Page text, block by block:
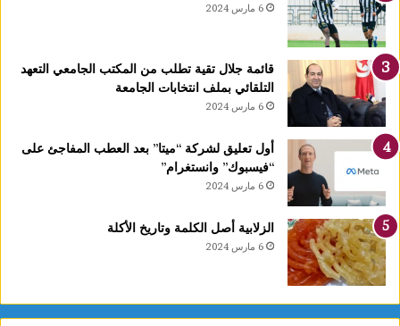
6 مارس 2024
قائمة جلال تقية تطلب من المكتب الجامعي التعهد
التلقائي بملف انتخابات الجامعة
6 مارس 2024
أول تعليق لشركة “ميتا” بعد العطب المفاجئ على
“فيسبوك” وانستغرام”
6 مارس 2024
الزلابية أصل الكلمة وتاريخ الأكلة
6 مارس 2024